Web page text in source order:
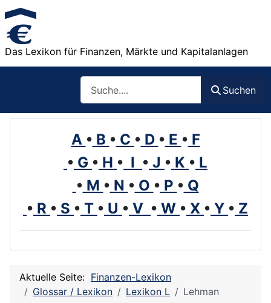
Das Lexikon für Finanzen, Märkte und Kapitalanlagen
Suchen
A • B • C • D • E • F
• G • H • I • J • K • L
• M • N • O • P • Q
• R • S • T • U • V • W • X • Y • Z
Aktuelle Seite: Finanzen-Lexikon
Glossar / Lexikon
Lexikon L Lehman